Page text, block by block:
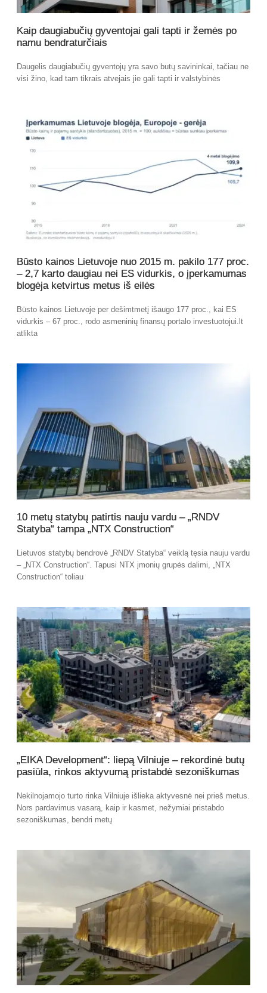
Kaip daugiabučių gyventojai gali tapti ir žemės po
namu bendraturčiais
Daugelis daugiabučių gyventojų yra savo butų savininkai, tačiau ne
visi žino, kad tam tikrais atvejais jie gali tapti ir valstybinės
Būsto kainos Lietuvoje nuo 2015 m. pakilo 177 proc.
– 2,7 karto daugiau nei ES vidurkis, o įperkamumas
blogėja ketvirtus metus iš eilės
Būsto kainos Lietuvoje per dešimtmetį išaugo 177 proc., kai ES
vidurkis – 67 proc., rodo asmeninių finansų portalo investuotojui.lt
atlikta
10 metų statybų patirtis nauju vardu – „RNDV
Statyba“ tampa „NTX Construction“
Lietuvos statybų bendrovė „RNDV Statyba“ veiklą tęsia nauju vardu
– „NTX Construction“. Tapusi NTX įmonių grupės dalimi, „NTX
Construction“ toliau
„EIKA Development“: liepą Vilniuje – rekordinė butų
pasiūla, rinkos aktyvumą pristabdė sezoniškumas
Nekilnojamojo turto rinka Vilniuje išlieka aktyvesnė nei prieš metus.
Nors pardavimus vasarą, kaip ir kasmet, nežymiai pristabdo
sezoniškumas, bendri metų